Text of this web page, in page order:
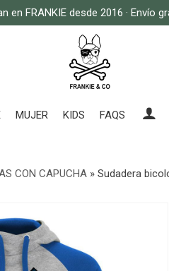
en FRANKIE desde 2016 · Envío
MUJER KIDS FAQS
CON CAPUCHA» Sudadera